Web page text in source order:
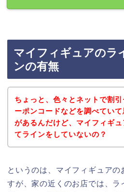
マイフィギュアのラ
ンの有無
ちょっと、色々とネットで割引
ーポンコードなどを調べていて
があるんだけど、マイフィギュ
てラインをしていないの？
というのは、マイフィギュアの
すが、家の近くのお店では、ラ